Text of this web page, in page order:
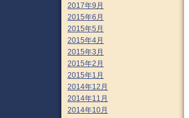
2017年9月
2015年6月
2015年5月
2015年4月
2015年3月
2015年2月
2015年1月
2014年12月
2014年11月
2014年10月